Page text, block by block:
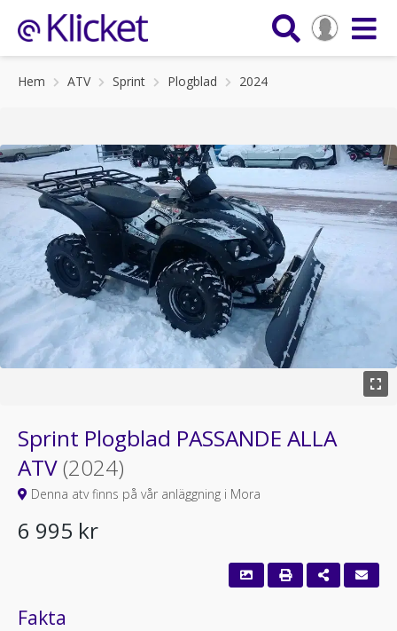
Hem ATV Sprint Plogblad 2024
Sprint Plogblad PASSANDE ALLA
ATV(2024)
Denna atv finns på vår anläggning i Mora
6 995 kr
Fakta